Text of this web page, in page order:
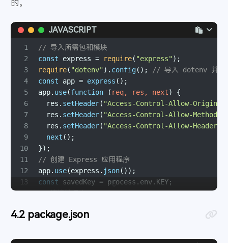
的。
JAVASCRIPT
1
2
3
4
5
6
7
8
9
10
11
12
13
14
16
18
// 导入所需包和模块
const express = require( "express" );
require( "dotenv" ). config();
// 导入 dotenv 并加
const app = express ();
app. use(function ( req, res, next) {
  res.
setHeader( "Access-Control-Allow-Origin"
  res.
setHeader( "Access-Control-Allow-Methods"
  res.
setHeader( "Access-Control-Allow-Headers"
next ();
});
// 创建 Express 应用程序
app. use(express. json());
const savedKey = process. env. KEY;
// 连接数据库
const supabaseUrl =
"https://
const supabase = createClient(supabaseUrl,
package.json